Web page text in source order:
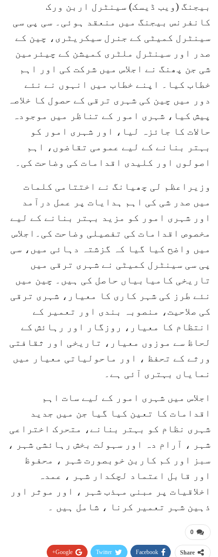
بیجنگ (ویب ڈیسک) سینٹرل اربن ورک
کانفرنس بیجنگ میں منعقد ہوئی۔ سی پی سی
سینٹرل کمیٹی کے جنرل سیکریٹری، چین کے
صدر اور سینٹرل ملٹری کمیشن کے چیئرمین
شی جن پھنگ نے اجلاس میں شرکت کی اور اہم
خطاب کیا۔ اپنے خطاب میں انہوں نے نئے
دور میں چین کی شہری ترقی کے حصول کا خلاصہ
پیش کیا، شہری امور کے تناظر میں موجودہ
حالات کا جائزہ لیا، اور شہری امور کو
بہتر بنانے کے لیے عمومی تقاضوں، اہم
اصولوں اور کلیدی اقدامات کی وضاحت کی۔
وزیراعظم لی چھیانگ نے اختتامی کلمات
میں صدر شی کی اہم ہدایات پر عمل درآمد
اور شہری امور کو مزید بہتر بنانے کے لیے
مخصوص اقدامات کی تفصیلی وضاحت کی۔اجلاس
میں واضح کیا گیا کہ گزشتہ دہائی میں، سی
پی سی سینٹرل کمیٹی نے شہری ترقی میں
تاریخی کامیابیاں حاصل کی ہیں۔ چین میں
نئے طرز کی شہر کاری کا معیار، شہری ترقی
کی صلاحیت، منصوبہ بندی اور تعمیر کے
انتظام کا معیار، روزگار اور رہائش کے
لحاظ سے موزوں معیار، تاریخی اور ثقافتی
ورثے کے تحفظ ، اور ماحولیاتی معیار میں
نمایاں بہتری آئی ہے۔
اجلاس میں شہری امور کے لیے سات اہم
اقدامات کا تعین کیا گیا جن میں جدید
شہری نظام کو بہتر بنانے، متحرک اختراعی
شہر ، آرام دہ اور سہولت بخش رہائشی شہر ،
سبز اور کم کاربن خوبصورت شہر ، محفوظ
اور قابل اعتماد لچکدار شہر ، عمدہ
اخلاقیات پر مبنی مہذب شہر ، اور موثر اور
ذہین شہر تعمیر کرنا ، شامل ہیں ۔
0
Share
Facebook
Twitter
Google+